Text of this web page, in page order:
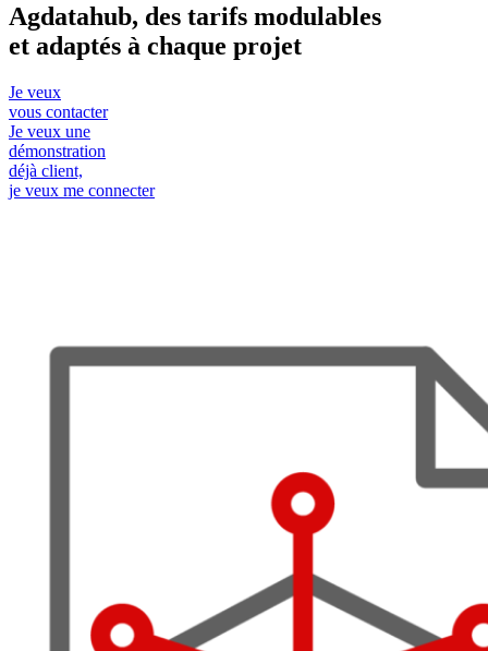
Agdatahub, des tarifs modulables
et adaptés à chaque projet
Je veux
vous contacter
Je veux une
démonstration
déjà client,
je veux me connecter